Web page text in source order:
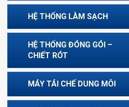
HỆ THỐNG LÀM SẠCH
HỆ THỐNG ĐÓNG GÓI –
CHIẾT RÓT
MÁY TÁI CHẾ DUNG MÔI